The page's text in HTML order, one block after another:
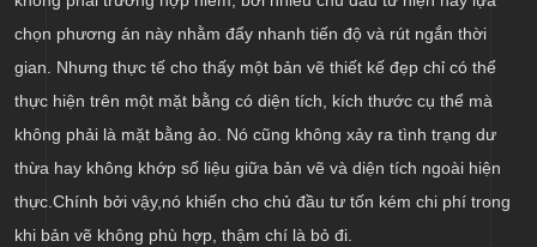
chọn phương án này nhằm đẩy nhanh tiến độ và rút ngắn thời
gian. Nhưng thực tế cho thấy một bản vẽ thiết kế đẹp chỉ có thể
thực hiện trên một mặt bằng có diện tích, kích thước cụ thể mà
không phải là mặt bằng ảo. Nó cũng không xảy ra tình trạng dư
thừa hay không khớp số liệu giữa bản vẽ và diện tích ngoài hiện
thực.Chính bởi vậy,nó khiến cho chủ đầu tư tốn kém chi phí trong
khi bản vẽ không phù hợp, thậm chí là bỏ đi.